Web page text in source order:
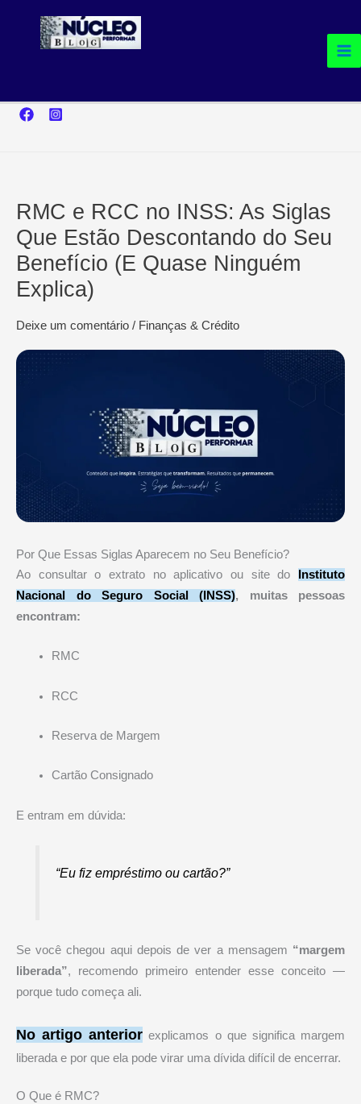
RMC e RCC no INSS: As Siglas
Que Estão Descontando do Seu
Benefício (E Quase Ninguém
Explica)
Deixe um comentário / Finanças & Crédito
Por Que Essas Siglas Aparecem no Seu Benefício?
Ao consultar o extrato no aplicativo ou site do
Instituto
Nacional do Seguro Social
(INSS), muitas pessoas
encontram:
RMC
RCC
Reserva de Margem
Cartão Consignado
E entram em dúvida:
“Eu fiz empréstimo ou cartão?”
Se você chegou aqui depois de ver a mensagem “margem
liberada”, recomendo primeiro entender esse conceito —
porque tudo começa ali.
No artigo anterior explicamos o que significa margem
liberada e por que ela pode virar uma dívida difícil de encerrar.
O Que é RMC?